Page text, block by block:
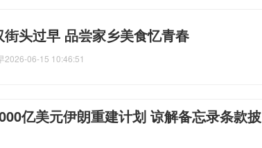
头过早 品尝家乡美食忆青春
2026-06-15 10:46:51
亿美元伊朗重建计划 谅解备忘录条款披